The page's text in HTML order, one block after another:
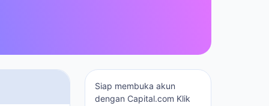
Siap membuka akun
dengan Capital.com Klik